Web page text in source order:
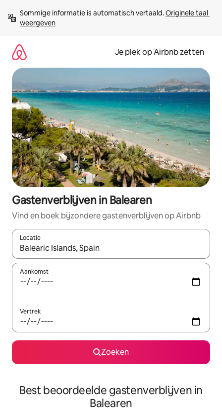
direct
naar
Sommige informatie is automatisch vertaald. Originele taal
weergeven
Je plek op Airbnb zetten
Gastenverblijven in Balearen
Vind en boek bijzondere gastenverblijven op Airbnb
Locatie
Wanneer er resultaten beschikbaar zijn, maak je een keuze
Aankomst
Vertrek
Zoeken
Best beoordeelde gastenverblijven in
Balearen